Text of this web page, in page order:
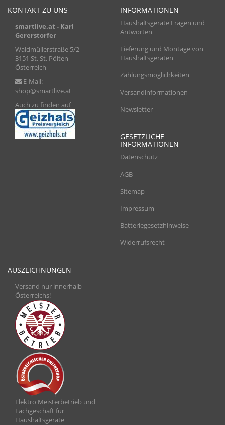
KONTAKT ZU UNS
smartlive.at - Karl
Gererstorfer
Waldmüllerstraße 5/2
3151 St. St. Pölten
Österreich
E-Mail:
shop@smartlive.at
Auch zu finden auf
INFORMATIONEN
Haushaltsgeräte Fragen und
Antworten
Lieferung und Montage von
Haushaltsgeräten
Zahlungsmöglichkeiten
Versandinformationen
Newsletter
GESETZLICHE
INFORMATIONEN
Datenschutz
AGB
Sitemap
Impressum
Batteriegesetzhinweise
Widerrufsrecht
AUSZEICHNUNGEN
Versand nur innerhalb
Österreichs!
Elektro Meisterbetrieb und
Fachgeschäft für
Haushaltsgeräte